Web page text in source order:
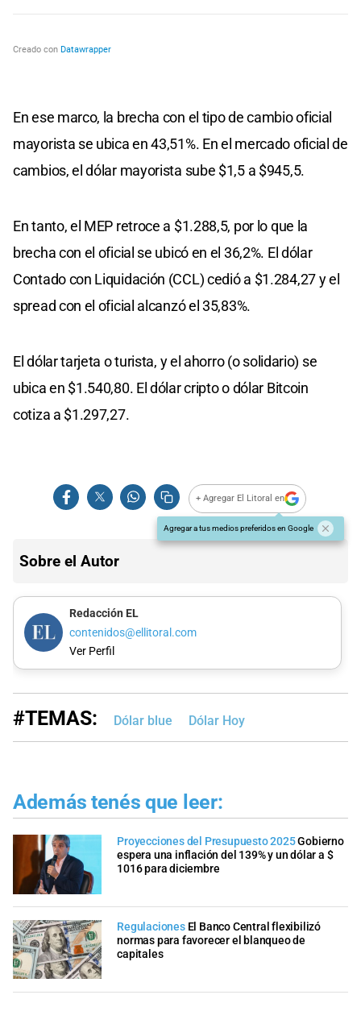
En ese marco, la brecha con el tipo de cambio oficial
mayorista se ubica en 43,51%. En el mercado oficial de
cambios, el dólar mayorista sube $1,5 a $945,5.
En tanto, el MEP retroce a $1.288,5, por lo que la
brecha con el oficial se ubicó en el 36,2%. El dólar
Contado con Liquidación (CCL) cedió a $1.284,27 y el
spread con el oficial alcanzó el 35,83%.
El dólar tarjeta o turista, y el ahorro (o solidario) se
ubica en $1.540,80. El dólar cripto o dólar Bitcoin
cotiza a $1.297,27.
+ Agregar El Litoral en
Agregar a tus medios preferidos en Google
Sobre el Autor
Redacción EL
contenidos@ellitoral.com
Ver Perfil
#TEMAS: Dólar blue Dólar Hoy
Además tenés que leer:
Proyecciones del Presupuesto 2025Gobierno
espera una inflación del 139% y un dólar a $
1016 para diciembre
Regulaciones El Banco Central flexibilizó
normas para favorecer el blanqueo de
capitales